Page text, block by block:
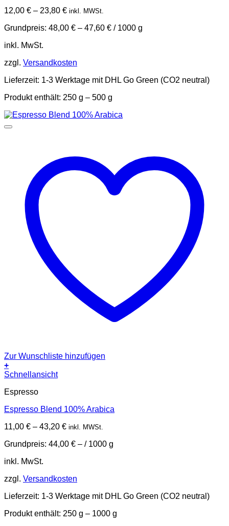
Die
können
auf
der
Produktseite
gewählt
werden
12,00 € – 23,80 € inkl. MWSt.
Grundpreis: 48,00 € – 47,60 € / 1000 g
inkl. MwSt.
zzgl. Versandkosten
Lieferzeit: 1-3 Werktage mit DHL Go Green (CO2 neutral)
Produkt enthält: 250 g – 500 g
Zur Wunschliste hinzufügen
+
Dieses
weist
Varianten
Die
können
auf
der
Produktseite
gewählt
werden
Schnellansicht
Espresso
Espresso Blend 100% Arabica
11,00 € – 43,20 € inkl. MWSt.
Grundpreis: 44,00 € – / 1000 g
inkl. MwSt.
zzgl. Versandkosten
Lieferzeit: 1-3 Werktage mit DHL Go Green (CO2 neutral)
Produkt enthält: 250 g – 1000 g